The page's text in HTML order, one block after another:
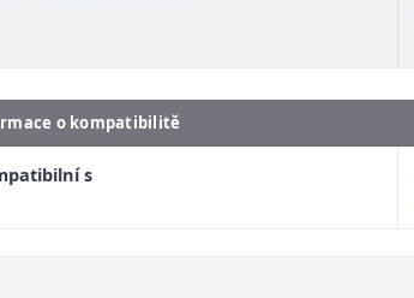
o kompatibilitě
s